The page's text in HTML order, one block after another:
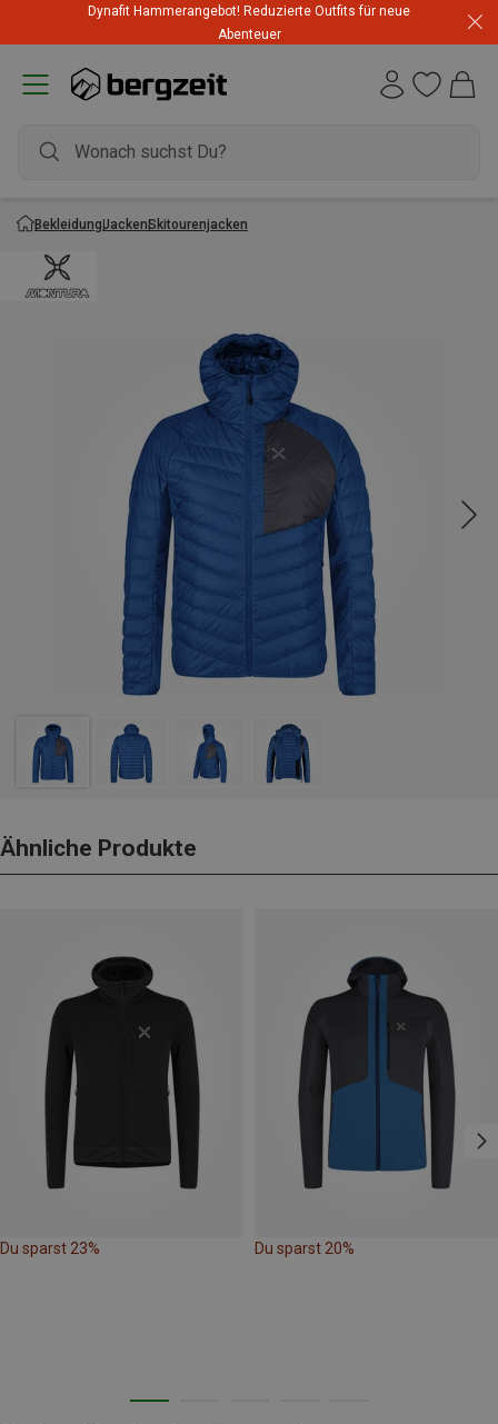
Dynafit Hammerangebot! Reduzierte Outfits für neue
Abenteuer
BekleidungJackenSkitourenjacken
Ähnliche Produkte
Du sparst 23% Du sparst 20%